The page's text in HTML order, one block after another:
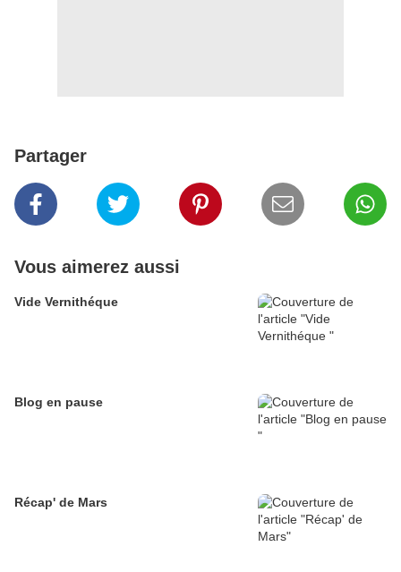
Partager
Vous aimerez aussi
Vide Vernithéque
Blog en pause
Récap' de Mars